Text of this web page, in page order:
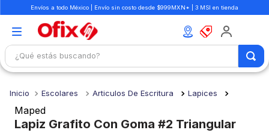
Envíos a todo México | Envío sin costo desde $999MXN* | 3 MSI en tienda
¿Qué estás buscando?
Escolares Articulos De Escritura Lapices
Maped
Lapiz Grafito Con Goma #2 Triangular
1.
mochilas
libretas